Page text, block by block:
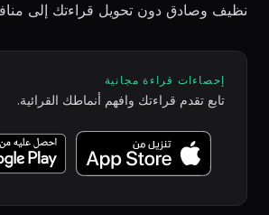
نظيف وصادق دون تحويل قراءتك إلى
إحصاءات قراءة مجانية
تابع تقدم قراءتك وافهم أنماطك القرائية.